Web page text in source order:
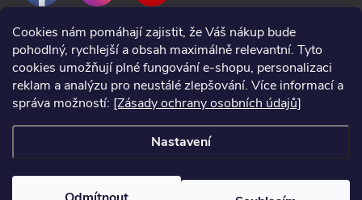
Cookies nám pomáhají zajistit, že Váš nákup bude
pohodlný, rychlejší a obsah maximálně relevantní. Tyto
cookies umožňují plné fungování e-shopu, personalizaci
reklam a analýzu pro neustálé zlepšování. Více informací a
správa možností: [Zásady ochrany osobních údajů]
Nastavení